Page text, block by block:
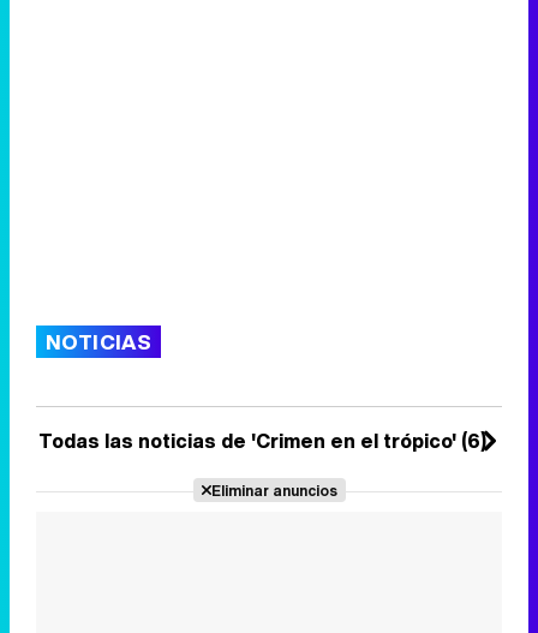
NOTICIAS
Todas las noticias de 'Crimen en el trópico' (6)
Eliminar anuncios